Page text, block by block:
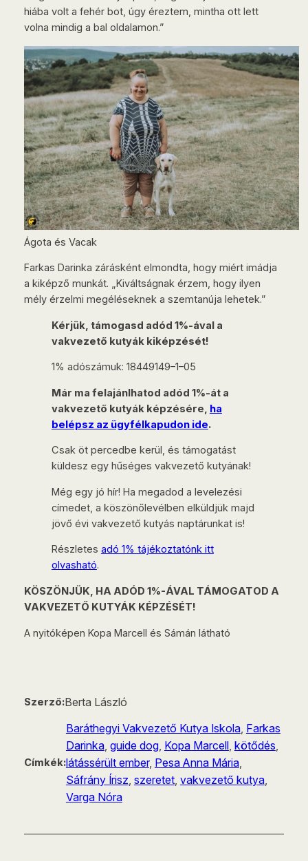
hiába volt a fehér bot, úgy éreztem, mintha ott lett
volna mindig a bal oldalamon.”
Ágota és Vacak
Farkas Darinka zárásként elmondta, hogy miért imádja
a kiképző munkát. „Kiváltságnak érzem, hogy ilyen
mély érzelmi megéléseknek a szemtanúja lehetek.”
Kérjük, támogasd adód 1%-ával a
vakvezető kutyák kiképzését!
1% adószámuk: 18449149–1–05
Már ma felajánlhatod adód 1%-át a
vakvezető kutyák képzésére, ha
belépsz az ügyfélkapudon ide.
Csak öt percedbe kerül, és támogatást
küldesz egy hűséges vakvezető kutyának!
Még egy jó hír! Ha megadod a levelezési
címedet, a köszönőlevélben elküldjük majd
jövő évi vakvezető kutyás naptárunkat is!
Részletes adó 1% tájékoztatónk itt
olvasható.
KÖSZÖNJÜK, HA ADÓD 1%-ÁVAL TÁMOGATOD A
VAKVEZETŐ KUTYÁK KÉPZÉSÉT!
A nyitóképen Kopa Marcell és Sámán látható
Szerző:Berta László
Címkék:
Baráthegyi Vakvezető Kutya Iskola, Farkas
Darinka, guide dog, Kopa Marcell, kötődés
látássérült ember, Pesa Anna Mária
Sáfrány Írisz, szeretet, vakvezető kutya
Varga Nóra